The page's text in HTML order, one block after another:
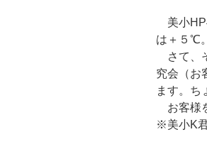
美小HP
は＋５℃
さて、
究会（お
ます。ち
お客様
※美小K